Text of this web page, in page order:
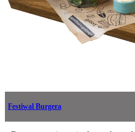
Festiwal Burgera